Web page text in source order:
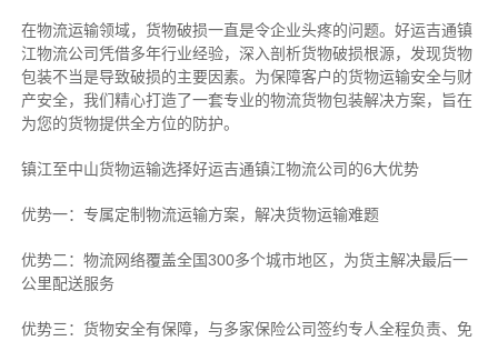
在物流运输领域，货物破损一直是令企业头疼的问题。好运吉通镇
江物流公司凭借多年行业经验，深入剖析货物破损根源，发现货物
包装不当是导致破损的主要因素。为保障客户的货物运输安全与财
产安全，我们精心打造了一套专业的物流货物包装解决方案，旨在
为您的货物提供全方位的防护。
镇江至中山货物运输选择好运吉通镇江物流公司的6大优势
优势一：专属定制物流运输方案，解决货物运输难题
优势二：物流网络覆盖全国300多个城市地区，为货主解决最后一
公里配送服务
优势三：货物安全有保障，与多家保险公司签约专人全程负责、免